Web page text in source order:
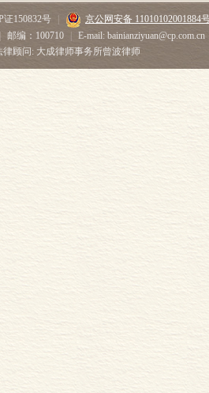
证150832号
京公网安备 11010102001884
邮编：100710
E-mail: bainianziyuan@cp.com.cn
律顾问: 大成律师事务所曾波律师